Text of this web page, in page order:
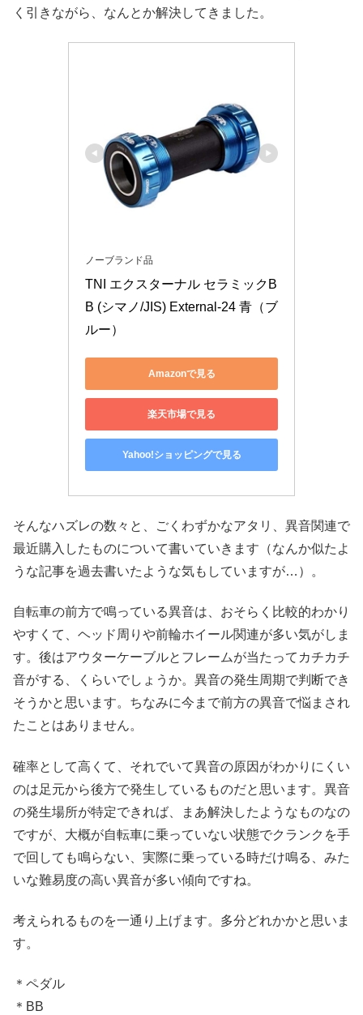
く引きながら、なんとか解決してきました。
ノーブランド品
TNI エクスターナル セラミックB
B (シマノ/JIS) External-24 青（ブ
ルー）
Amazonで見る
楽天市場で見る
Yahoo!ショッピングで見る
そんなハズレの数々と、ごくわずかなアタリ、異音関連で
最近購入したものについて書いていきます（なんか似たよ
うな記事を過去書いたような気もしていますが…）。
自転車の前方で鳴っている異音は、おそらく比較的わかり
やすくて、ヘッド周りや前輪ホイール関連が多い気がしま
す。後はアウターケーブルとフレームが当たってカチカチ
音がする、くらいでしょうか。異音の発生周期で判断でき
そうかと思います。ちなみに今まで前方の異音で悩まされ
たことはありません。
確率として高くて、それでいて異音の原因がわかりにくい
のは足元から後方で発生しているものだと思います。異音
の発生場所が特定できれば、まあ解決したようなものなの
ですが、大概が自転車に乗っていない状態でクランクを手
で回しても鳴らない、実際に乗っている時だけ鳴る、みた
いな難易度の高い異音が多い傾向ですね。
考えられるものを一通り上げます。多分どれかかと思いま
す。
＊ペダル
＊BB